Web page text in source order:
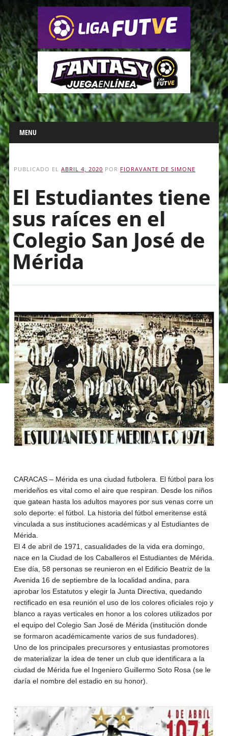
Main menu
Skip
to
content
MENU
PUBLICADO EL ABRIL 4, 2020 POR FIORAVANTE DE SIMONE
El Estudiantes tiene
sus raíces en el
Colegio San José de
Mérida
CARACAS – Mérida es una ciudad futbolera. El fútbol para los
merideños es vital como el aire que respiran. Desde los niños
que gatean hasta los adultos mayores por sus venas corre un
solo deporte: el fútbol. La historia del fútbol emeritense está
vinculada a sus instituciones académicas y al Estudiantes de
Mérida.
El 4 de abril de 1971, casualidades de la vida era domingo,
nace en la Ciudad de los Caballeros el Estudiantes de Mérida.
Ese día, 58 personas se reunieron en el Edificio Beatriz de la
Avenida 16 de septiembre de la localidad andina, para
aprobar los Estatutos y elegir la Junta Directiva, quedando
rectificado en esa reunión el uso de los colores oficiales rojo y
blanco a rayas verticales en honor a los colores utilizados por
el equipo del Colegio San José de Mérida (institución donde
se formaron académicamente varios de sus fundadores).
Uno de los principales precursores y entusiastas promotores
de materializar la idea de tener un club que identificara a la
ciudad de Mérida fue el Ingeniero Guillermo Soto Rosa (se le
daría el nombre del estadio en su honor).